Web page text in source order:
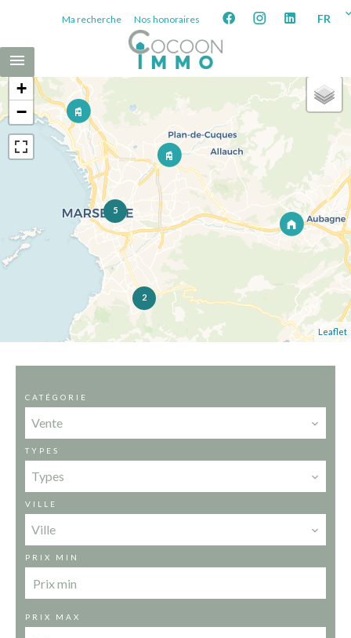
Ma recherche Nos honoraires FR
2
5
+
−
Leaflet
CATÉGORIE
Vente
TYPES
Types
VILLE
Ville
PRIX MIN
PRIX MAX